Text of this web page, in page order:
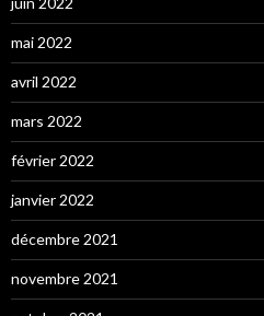
mai 2022
avril 2022
mars 2022
février 2022
janvier 2022
décembre 2021
novembre 2021